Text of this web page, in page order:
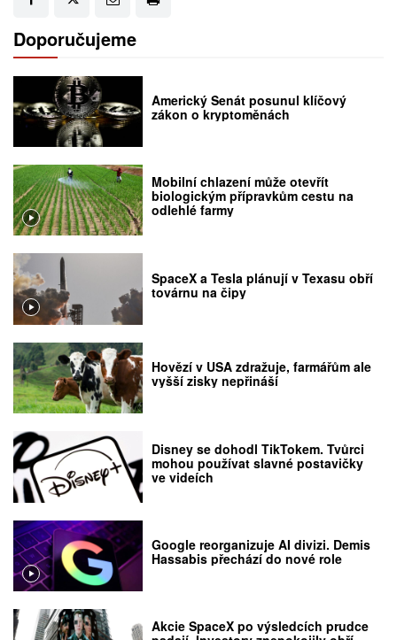
Doporučujeme
Americký Senát posunul klíčový
zákon o kryptoměnách
Mobilní chlazení může otevřít
biologickým přípravkům cestu na
odlehlé farmy
SpaceX a Tesla plánují v Texasu obří
továrnu na čipy
Hovězí v USA zdražuje, farmářům ale
vyšší zisky nepřináší
Disney se dohodl TikTokem. Tvůrci
mohou používat slavné postavičky
ve videích
Google reorganizuje AI divizi. Demis
Hassabis přechází do nové role
Akcie SpaceX po výsledcích prudce